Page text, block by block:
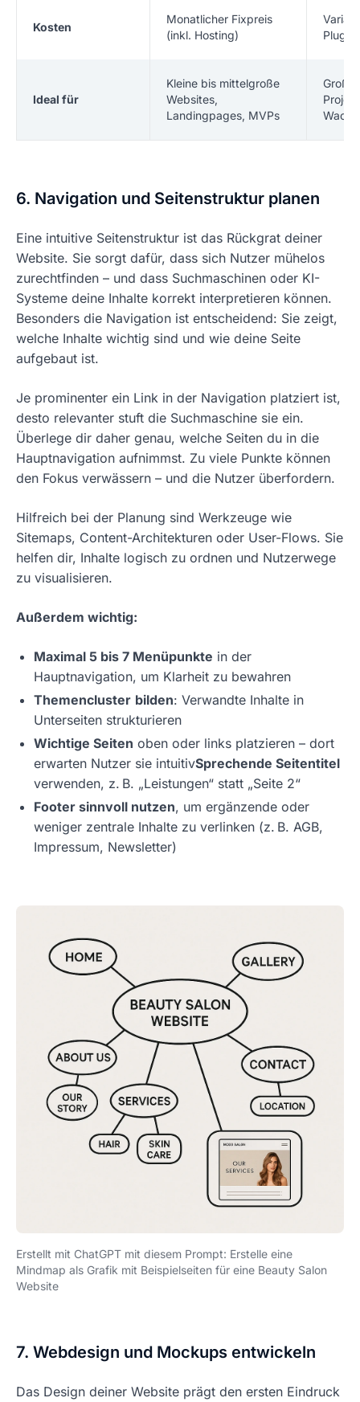
Kosten
Monatlicher Fixpreis
(inkl. Hosting)
Ideal für
Kleine bis mittelgroße
Websites,
Landingpages, MVPs
Große
6. Navigation und Seitenstruktur planen
Eine intuitive Seitenstruktur ist das Rückgrat deiner
Website. Sie sorgt dafür, dass sich Nutzer mühelos
zurechtfinden – und dass Suchmaschinen oder KI-
Systeme deine Inhalte korrekt interpretieren können.
Besonders die Navigation ist entscheidend: Sie zeigt,
welche Inhalte wichtig sind und wie deine Seite
aufgebaut ist.
Je prominenter ein Link in der Navigation platziert ist,
desto relevanter stuft die Suchmaschine sie ein.
Überlege dir daher genau, welche Seiten du in die
Hauptnavigation aufnimmst. Zu viele Punkte können
den Fokus verwässern – und die Nutzer überfordern.
Hilfreich bei der Planung sind Werkzeuge wie
Sitemaps, Content-Architekturen oder User-Flows. Sie
helfen dir, Inhalte logisch zu ordnen und Nutzerwege
zu visualisieren.
Außerdem wichtig:
Maximal 5 bis 7 Menüpunkte in der
Hauptnavigation, um Klarheit zu bewahren
Themencluster bilden: Verwandte Inhalte in
Unterseiten strukturieren
Wichtige Seiten oben oder links platzieren – dort
erwarten Nutzer sie intuitivSprechende Seitentitel
verwenden, z. B. „Leistungen“ statt „Seite 2“
Footer sinnvoll nutzen, um ergänzende oder
weniger zentrale Inhalte zu verlinken (z. B. AGB,
Impressum, Newsletter)
Erstellt mit ChatGPT mit diesem Prompt: Erstelle eine
Mindmap als Grafik mit Beispielseiten für eine Beauty Salon
Website
7. Webdesign und Mockups entwickeln
Das Design deiner Website prägt den ersten Eindruck